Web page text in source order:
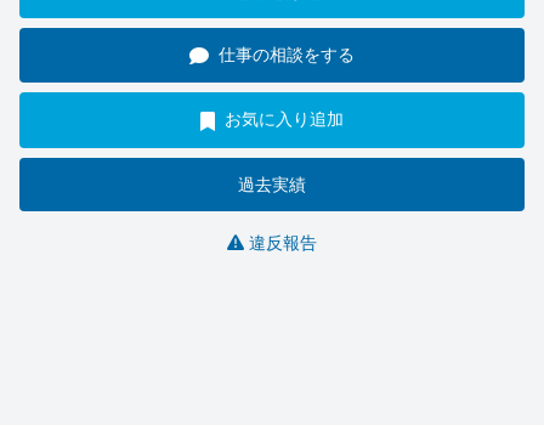
仕事の相談をする
お気に入り追加
過去実績
違反報告